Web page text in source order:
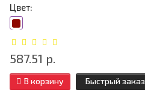
Цвет:
587.51 р.
В корзину Быстрый заказ